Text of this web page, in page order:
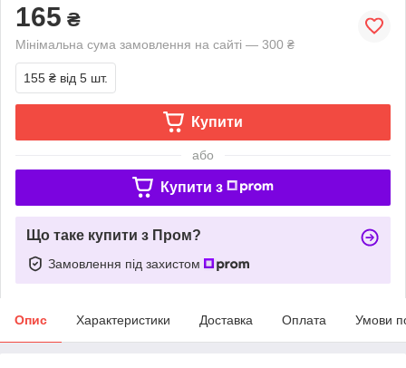
165 ₴
Мінімальна сума замовлення на сайті — 300 ₴
155 ₴ від 5 шт.
Купити
або
Купити з
Що таке купити з Пром?
Замовлення під захистом
Опис Характеристики Доставка Оплата Умови